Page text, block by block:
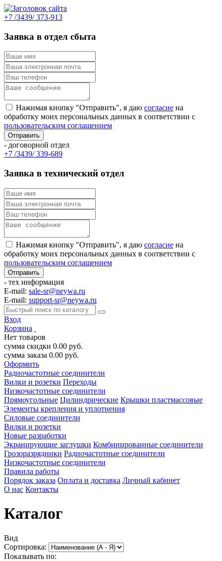
+7 /3439/ 373-913
Заявка в отдел сбыта
Нажимая кнопку "Отправить", я даю согласие на
обработку моих персональных данных в соответствии с
пользовательским соглашением
- договорной отдел
+7 /3439/ 339-689
Заявка в технический отдел
Нажимая кнопку "Отправить", я даю согласие на
обработку моих персональных данных в соответствии с
пользовательским соглашением
- тех информация
E-mail: sale-sr@neywa.ru
E-mail: support-sr@neywa.ru
Вход
Корзина
Нет товаров
сумма скидки 0.00 руб.
сумма заказа 0.00 руб.
Оформить
Радиочастотные соединители
Вилки и розетки Переходы
Низкочастотные соединители
Прямоугольные Цилиндрические Крышки пластмассовые
Элементы крепления и уплотнения
Силовые соединители
Вилки и розетки
Новые разработки
Экранирующие заглушки Комбинированные соединители
Грозоразрядники Радиочастотные соединители
Низкочастотные соединители
Правила работы
Порядок заказа Оплата и доставка Личный кабинет
О нас Контакты
Каталог
Вид
Сортировка:
Показывать по: